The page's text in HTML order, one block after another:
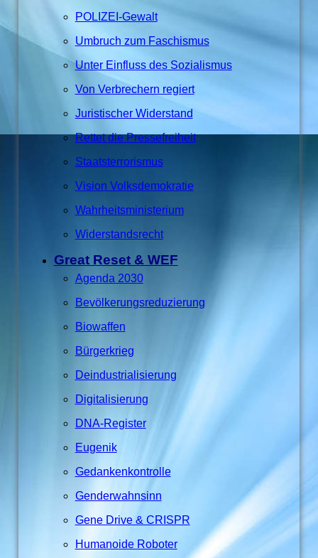
POLIZEI-Gewalt
Umbruch zum Faschismus
Unter Einfluss des Sozialismus
Von Verbrechern regiert
Juristischer Widerstand
Rettet die Pressefreiheit
Staatsterrorismus
Vision Volksdemokratie
Wahrheitsministerium
Widerstandsrecht
Great Reset & WEF
Agenda 2030
Bevölkerungsreduzierung
Biowaffen
Bürgerkrieg
Deindustrialisierung
Digitalisierung
DNA-Register
Eugenik
Gedankenkontrolle
Genderwahnsinn
Gene Drive & CRISPR
Humanoide Roboter